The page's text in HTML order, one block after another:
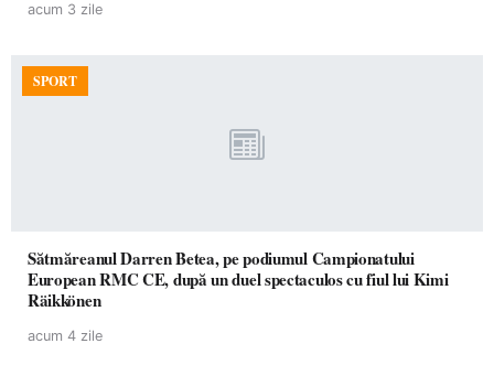
acum 3 zile
SPORT
Sătmăreanul Darren Betea, pe podiumul Campionatului
European RMC CE, după un duel spectaculos cu fiul lui Kimi
Räikkönen
acum 4 zile